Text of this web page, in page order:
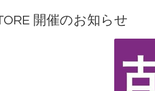
開催のお知らせ